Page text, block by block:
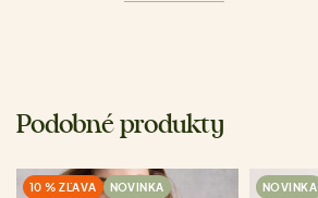
Podobné produkty
10 % ZĽAVA NOVINKA NOVINKA